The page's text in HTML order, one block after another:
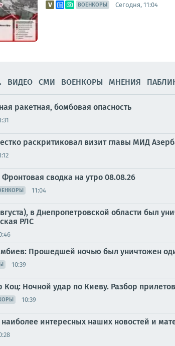
ВОЕНКОРЫ Сегодня, 11:04
ВИДЕО СМИ ВОЕНКОРЫ МНЕНИЯ
ракетная, бомбовая опасность
раскритиковал визит главы МИД
Фронтовая сводка на утро 08.08.26
11:04
в Днепропетровской области был
РЛС
Прошедшей ночью был уничтожен
10:39
Коц: Ночной удар по Киеву. Разбор прилетов
10:39
интересных наших новостей и